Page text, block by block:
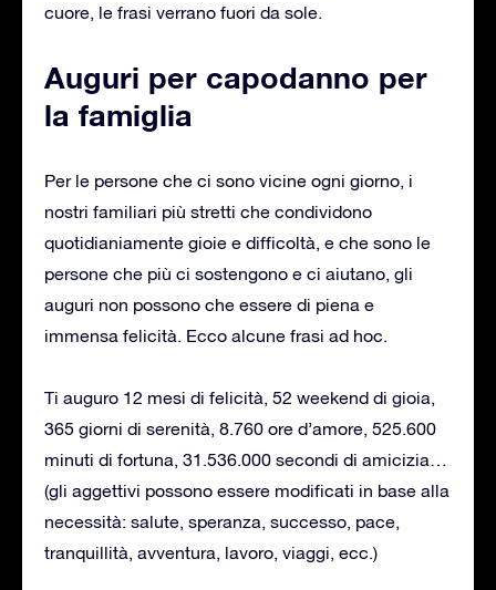
cuore, le frasi verrano fuori da sole.
Auguri per capodanno per
la famiglia
Per le persone che ci sono vicine ogni giorno, i
nostri familiari più stretti che condividono
quotidianiamente gioie e difficoltà, e che sono le
persone che più ci sostengono e ci aiutano, gli
auguri non possono che essere di piena e
immensa felicità. Ecco alcune frasi ad hoc.
Ti auguro 12 mesi di felicità, 52 weekend di gioia,
365 giorni di serenità, 8.760 ore d’amore, 525.600
minuti di fortuna, 31.536.000 secondi di amicizia…
(gli aggettivi possono essere modificati in base alla
necessità: salute, speranza, successo, pace,
tranquillità, avventura, lavoro, viaggi, ecc.)